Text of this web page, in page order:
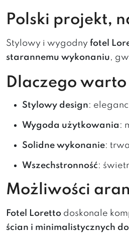
Polski projekt,
Stylowy i wygodny fotel
starannemu wykonaniu,
Dlaczego
Stylowy design:
Wygoda użytkowania :
Solidne wykonanie:
Wszechstronność:
Możliwości
Fotel Loretto doskonale
ścian i minimalistycznych